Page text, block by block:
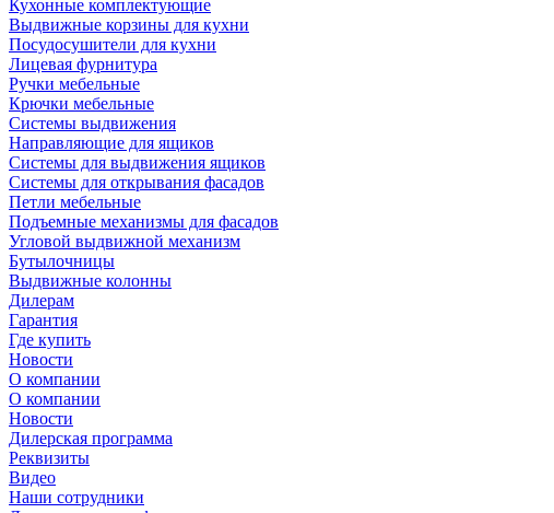
Кухонные комплектующие
Выдвижные корзины для кухни
Посудосушители для кухни
Лицевая фурнитура
Ручки мебельные
Крючки мебельные
Системы выдвижения
Направляющие для ящиков
Системы для выдвижения ящиков
Системы для открывания фасадов
Петли мебельные
Подъемные механизмы для фасадов
Угловой выдвижной механизм
Бутылочницы
Выдвижные колонны
Дилерам
Гарантия
Где купить
Новости
О компании
О компании
Новости
Дилерская программа
Реквизиты
Видео
Наши сотрудники